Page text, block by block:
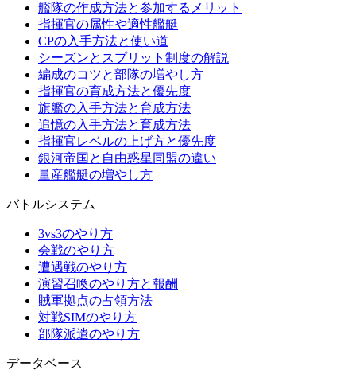
艦隊の作成方法と参加するメリット
指揮官の属性や適性艦艇
CPの入手方法と使い道
シーズンとスプリット制度の解説
編成のコツと部隊の増やし方
指揮官の育成方法と優先度
旗艦の入手方法と育成方法
追憶の入手方法と育成方法
指揮官レベルの上げ方と優先度
銀河帝国と自由惑星同盟の違い
量産艦艇の増やし方
バトルシステム
3vs3のやり方
会戦のやり方
遭遇戦のやり方
演習召喚のやり方と報酬
賊軍拠点の占領方法
対戦SIMのやり方
部隊派遣のやり方
データベース